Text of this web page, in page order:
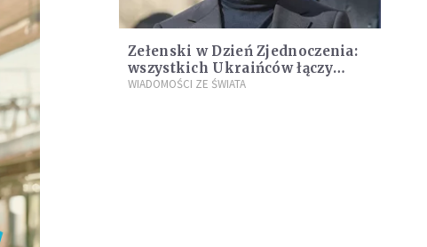
Zełenski w Dzień Zjednoczenia:
wszystkich Ukraińców łączy
pragnienie życia w pokoju
WIADOMOŚCI ZE ŚWIATA